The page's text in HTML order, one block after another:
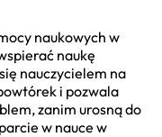
naukowych w
naukę
nauczycielem na
i pozwala
zanim urosną do
w nauce w